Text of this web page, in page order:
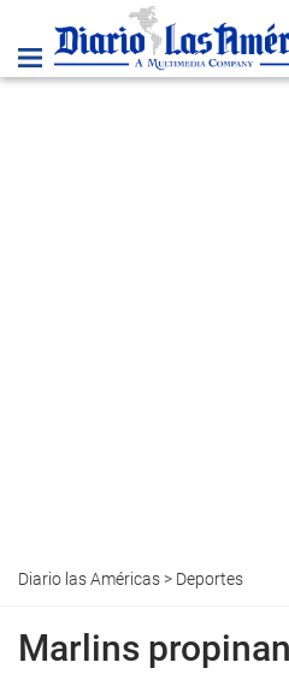
Diario las Américas> Deportes
Marlins